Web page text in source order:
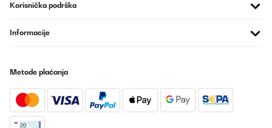
Korisnička podrška
Informacije
Metode plaćanja